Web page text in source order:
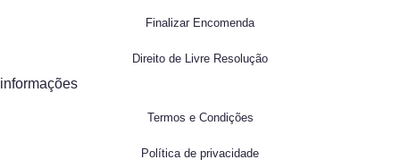
Finalizar Encomenda
Direito de Livre Resolução
informações
Termos e Condições
Política de privacidade